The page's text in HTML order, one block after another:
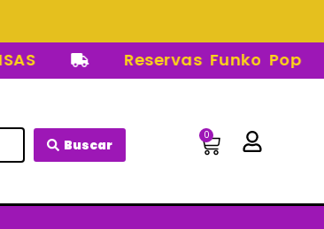
Reservas Funko Pop
Buscar
0
Carrito